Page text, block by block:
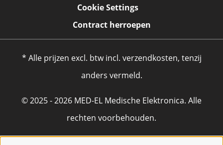
Cookie Settings
Contract herroepen
* Alle prijzen excl. btw incl. verzendkosten, tenzij
anders vermeld.
© 2025 - 2026 MED-EL Medische Elektronica. Alle
rechten voorbehouden.